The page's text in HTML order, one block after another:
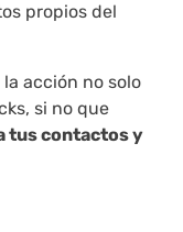
propios del
acción no solo
si no que
tus contactos y